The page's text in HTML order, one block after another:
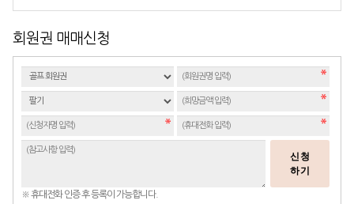
회원권 매매신청
신청
하기
※ 휴대전화 인증 후 등록이 가능합니다.